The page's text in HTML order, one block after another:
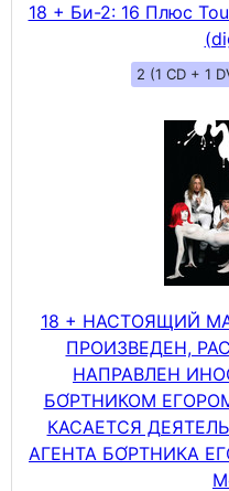
18 + Би-2: 16 Плюс
2 (1 CD + 1
18 + НАСТОЯЩИЙ
ПРОИЗВЕДЕН,
НАПРАВЛЕН
БО́РТНИКОМ
КАСАЕТСЯ
АГЕНТА БО́РТНИКА